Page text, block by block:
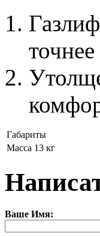
Габариты
Масса 13 кг
Ваше Имя: